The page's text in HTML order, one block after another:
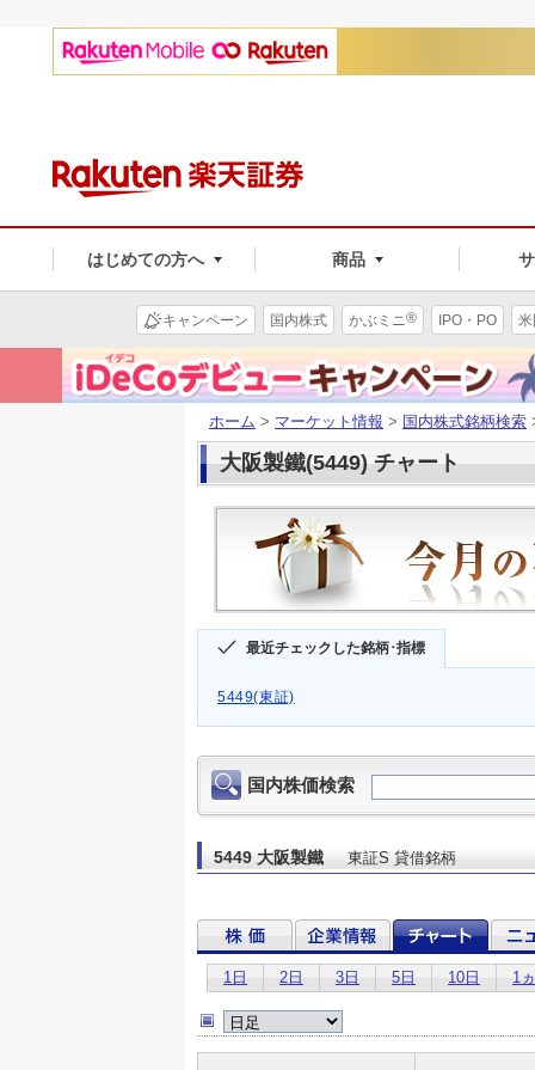
はじめての方へ 商品
キャンペーン 国内株式 かぶミニ® IPO・PO
ホーム > マーケット情報 > 国内株式銘柄検索
大阪製鐵(5449) チャート
最近チェックした銘柄･指標
5449(東証)